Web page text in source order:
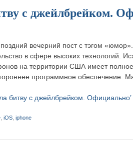
с джейлбрейком.
вечерний пост с тэгом
в сфере высоких технологий.
на территории США имеет
программное обеспечение.
битву с джейлбрейком. Официально’
iOS iphone